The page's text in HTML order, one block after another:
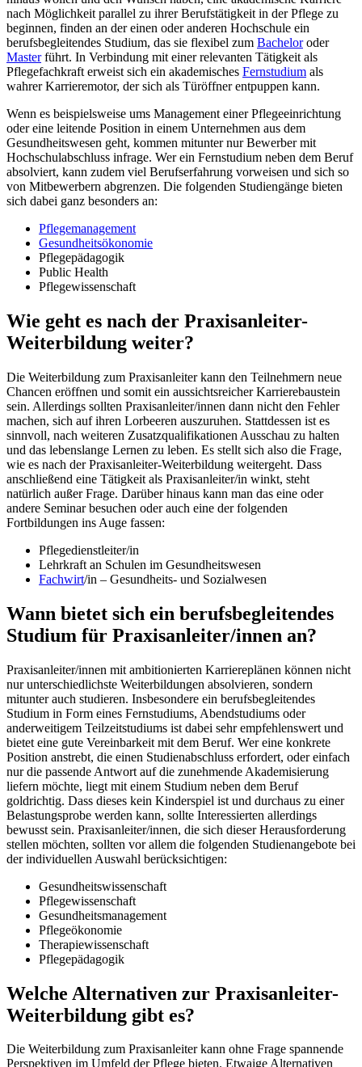
nach Möglichkeit parallel zu ihrer Berufstätigkeit in der Pflege zu
beginnen, finden an der einen oder anderen Hochschule ein
berufsbegleitendes Studium, das sie flexibel zum Bacheloroder
Masterführt. In Verbindung mit einer relevanten Tätigkeit als
Pflegefachkraft erweist sich ein akademisches Fernstudium als
wahrer Karrieremotor, der sich als Türöffner entpuppen kann.
Wenn es beispielsweise ums Management einer Pflegeeinrichtung
oder eine leitende Position in einem Unternehmen aus dem
Gesundheitswesen geht, kommen mitunter nur Bewerber mit
Hochschulabschluss infrage. Wer ein Fernstudium neben dem Beruf
absolviert, kann zudem viel Berufserfahrung vorweisen und sich so
von Mitbewerbern abgrenzen. Die folgenden Studiengänge bieten
sich dabei ganz besonders an:
Pflegemanagement
Gesundheitsökonomie
Pflegepädagogik
Public Health
Pflegewissenschaft
Wie geht es nach der Praxisanleiter-
Weiterbildung weiter?
Die Weiterbildung zum Praxisanleiter kann den Teilnehmern neue
Chancen eröffnen und somit ein aussichtsreicher Karrierebaustein
sein. Allerdings sollten Praxisanleiter/innen dann nicht den Fehler
machen, sich auf ihren Lorbeeren auszuruhen. Stattdessen ist es
sinnvoll, nach weiteren Zusatzqualifikationen Ausschau zu halten
und das lebenslange Lernen zu leben. Es stellt sich also die Frage,
wie es nach der Praxisanleiter-Weiterbildung weitergeht. Dass
anschließend eine Tätigkeit als Praxisanleiter/in winkt, steht
natürlich außer Frage. Darüber hinaus kann man das eine oder
andere Seminar besuchen oder auch eine der folgenden
Fortbildungen ins Auge fassen:
Pflegedienstleiter/in
Lehrkraft an Schulen im Gesundheitswesen
Fachwirt/in – Gesundheits- und Sozialwesen
Wann bietet sich ein berufsbegleitendes
Studium für Praxisanleiter/innen an?
Praxisanleiter/innen mit ambitionierten Karriereplänen können nicht
nur unterschiedlichste Weiterbildungen absolvieren, sondern
mitunter auch studieren. Insbesondere ein berufsbegleitendes
Studium in Form eines Fernstudiums, Abendstudiums oder
anderweitigem Teilzeitstudiums ist dabei sehr empfehlenswert und
bietet eine gute Vereinbarkeit mit dem Beruf. Wer eine konkrete
Position anstrebt, die einen Studienabschluss erfordert, oder einfach
nur die passende Antwort auf die zunehmende Akademisierung
liefern möchte, liegt mit einem Studium neben dem Beruf
goldrichtig. Dass dieses kein Kinderspiel ist und durchaus zu einer
Belastungsprobe werden kann, sollte Interessierten allerdings
bewusst sein. Praxisanleiter/innen, die sich dieser Herausforderung
stellen möchten, sollten vor allem die folgenden Studienangebote bei
der individuellen Auswahl berücksichtigen:
Gesundheitswissenschaft
Pflegewissenschaft
Gesundheitsmanagement
Pflegeökonomie
Therapiewissenschaft
Pflegepädagogik
Welche Alternativen zur Praxisanleiter-
Weiterbildung gibt es?
Die Weiterbildung zum Praxisanleiter kann ohne Frage spannende
Perspektiven im Umfeld der Pflege bieten. Etwaige Alternativen